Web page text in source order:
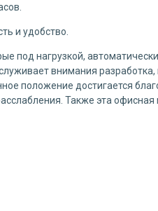
и удобство.
под нагрузкой,
внимания
положение достигается
Также эта